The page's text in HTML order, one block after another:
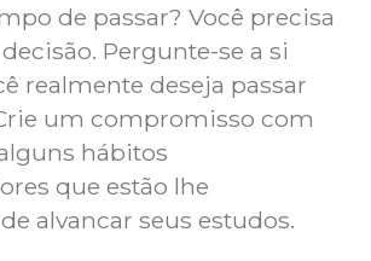
de passar? Você precisa
Pergunte-se a si
realmente deseja passar
um compromisso com
hábitos
que estão lhe
alvancar seus estudos.